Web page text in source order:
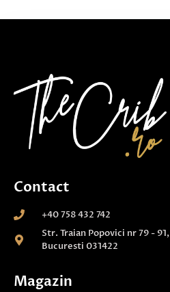
Contact
+40 758 432 742
Str. Traian Popovici nr 79 - 91,
Bucuresti 031422
Magazin